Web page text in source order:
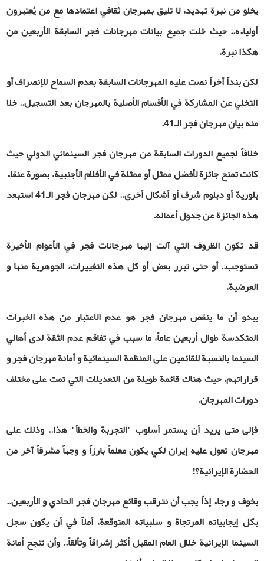
يخلو من نبرة تهديد، لا تليق بمهرجان ثقافي اعتمادها مع من يُعتبرون
أولياءه.. حيث خلت جميع بيانات مهرجانات فجر السابقة الأربعين من
هكذا نبرة.
لكن بنداً أخراً نصت عليه المهرجانات السابقة بعدم السماح للإنصراف أو
التخلي عن المشاركة في الأقسام الأصلية بالمهرجان بعد التسجيل.. خلا
منه بيان مهرجان فجر الـ41.
خلافاً لجميع الدورات السابقة من مهرجان فجر السينمائي الدولي حيث
كانت تمنح جائزة لأفضل ممثل أو ممثلة في الأفلام الأجنبية، بصورة عنقاء
بلورية أو دبلوم شرف أو أشكال أخرى.. لكن
مهرجان فجر الـ41 استبعد
هذه الجائزة عن جدول أعماله.
قد تكون الظروف التي آلت إليها مهرجانات فجر في الأعوام الأخيرة
تستوجب.. أو حتى تبرر بعض أو كل هذه التغييرات، الجوهرية منها و
العرضية.
يبدو أن ما ينقص مهرجان فجر هو عدم الاعتبار من هذه الخبرات
المتكدسة طوال أربعين عاماً، ما سبب في تفاقم عدم الثقة لدى أهالي
السينما بالنسبة للقائمين على المنظمة السينمائية و أمانة مهرجان فجر و
قراراتهم، حيث هناك قائمة طويلة من التعديلات التي تمت على مختلف
دورات المهرجان.
فإلى متى يريد أن يستمر أسلوب "التجربة والخطأ" هذا.. وذلك على
مهرجان تعول عليه إيران لكي يكون معلماً بارزاً و وجهاً مشرقاً آخر من
الحضارة الإيرانية؟!
بخوف و رجاء إذاً يجب أن نترقب وقائع مهرجان فجر الحادي و الأربعين..
بكل إيجابياته المرتجاة و سلبياته المتوقعة، أملاً في أن يكون سجل
السينما الإيرانية خلال العام المقبل أكثر إشراقاً وتألقاً.. وأن تنجح أمانة